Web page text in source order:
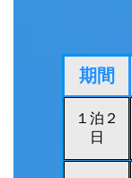
期間
１泊２
日